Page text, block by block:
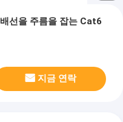
선을 주름을 잡는 Cat6
지금 연락